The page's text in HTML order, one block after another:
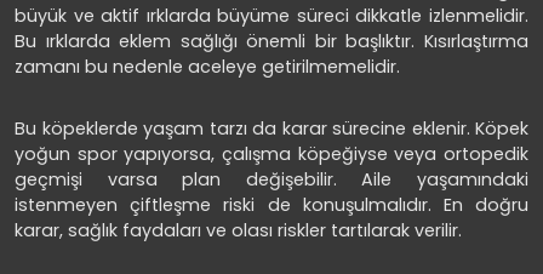
büyük ve aktif ırklarda büyüme süreci dikkatle izlenmelidir.
Bu ırklarda eklem sağlığı önemli bir başlıktır. Kısırlaştırma
zamanı bu nedenle aceleye getirilmemelidir.
Bu köpeklerde yaşam tarzı da karar sürecine eklenir. Köpek
yoğun spor yapıyorsa, çalışma köpeğiyse veya ortopedik
geçmişi varsa plan değişebilir. Aile yaşamındaki
istenmeyen çiftleşme riski de konuşulmalıdır. En doğru
karar, sağlık faydaları ve olası riskler tartılarak verilir.